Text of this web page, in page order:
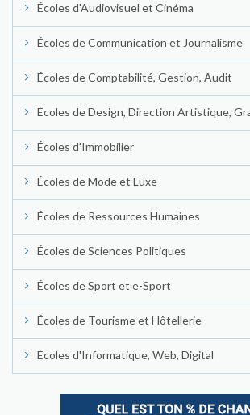
Écoles d'Audiovisuel et Cinéma
Écoles de Communication et Journalisme
Écoles de Comptabilité, Gestion, Audit
Écoles de Design, Direction Artistique,
Écoles d'Immobilier
Écoles de Mode et Luxe
Écoles de Ressources Humaines
Écoles de Sciences Politiques
Écoles de Sport et e-Sport
Écoles de Tourisme et Hôtellerie
Écoles d'Informatique, Web, Digital